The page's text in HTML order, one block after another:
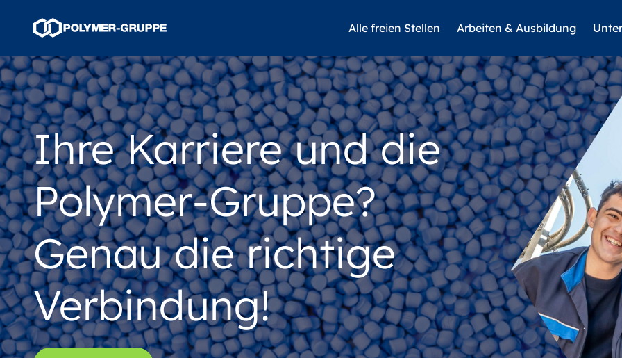
Alle freien Stellen Arbeiten & Ausbildung
Ihre Karriere und die
Polymer-Gruppe?
Genau die richtige
Verbindung!